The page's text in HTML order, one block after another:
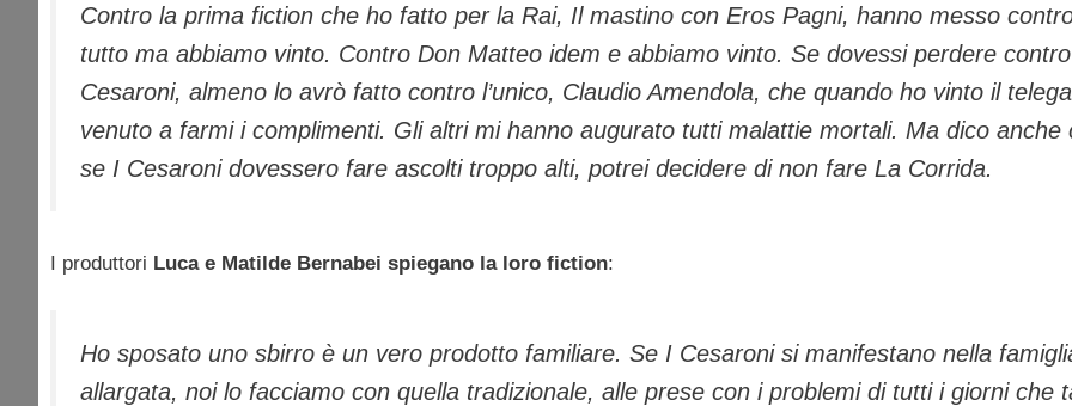
Contro la prima fiction che ho fatto per la Rai, Il mastino con Eros Pagni, hanno messo
tutto ma abbiamo vinto. Contro Don Matteo idem e abbiamo vinto. Se dovessi perdere
Cesaroni, almeno lo avrò fatto contro l’unico, Claudio Amendola, che quando ho vinto il
venuto a farmi i complimenti. Gli altri mi hanno augurato tutti malattie mortali. Ma dico anche
se I Cesaroni dovessero fare ascolti troppo alti, potrei decidere di non fare La Corrida.
I produttori Luca e Matilde Bernabei spiegano la loro fiction:
Ho sposato uno sbirro è un vero prodotto familiare. Se I Cesaroni si manifestano nella
allargata, noi lo facciamo con quella tradizionale, alle prese con i problemi di tutti i giorni che